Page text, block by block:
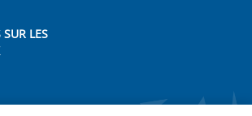
LES